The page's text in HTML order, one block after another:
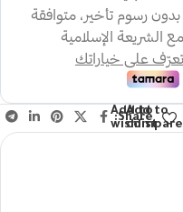
Add to
compare
Add to
wishlist
Share: